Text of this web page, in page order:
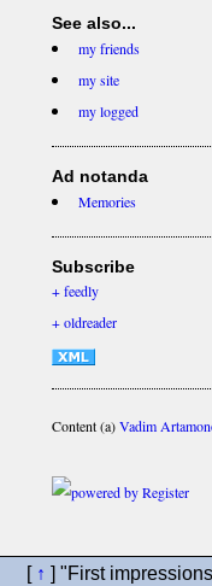
See also...
my friends
my site
my logged
Ad notanda
Memories
Subscribe
+ feedly
+ oldreader
Content (a)Vadim
[ ↑ ] "First